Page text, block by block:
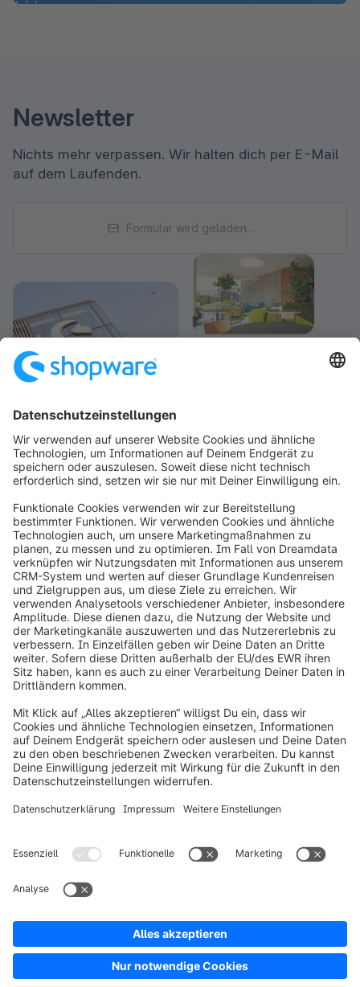
Newsletter
Nichts mehr verpassen. Wir halten dich per E-Mail
auf dem Laufenden.
Formular wird geladen...
info@shopware.com
Produkt
Lösungen
Partner
Entwickler
Ressourcen